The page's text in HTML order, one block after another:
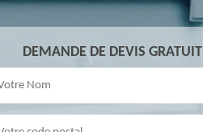
DEMANDE DE DEVIS GRATUIT